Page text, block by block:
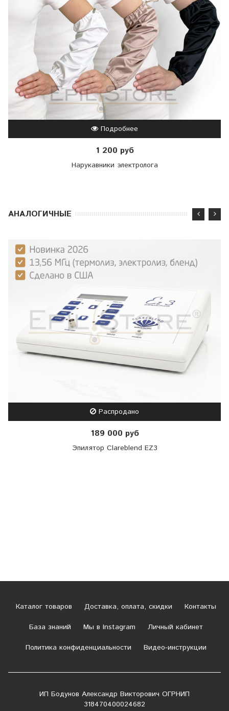
Подробнее
1 200 руб
Нарукавники электролога
АНАЛОГИЧНЫЕ
Распродано
189 000 руб
Эпилятор Clareblend EZ3
Каталог товаров Доставка, оплата, скидки
Контакты
База знаний
Мы в Instagram
Личный кабинет
Политика конфиденциальности
Видео-инструкции
ИП Бодунов Александр Викторович ОГРНИП
318470400024682